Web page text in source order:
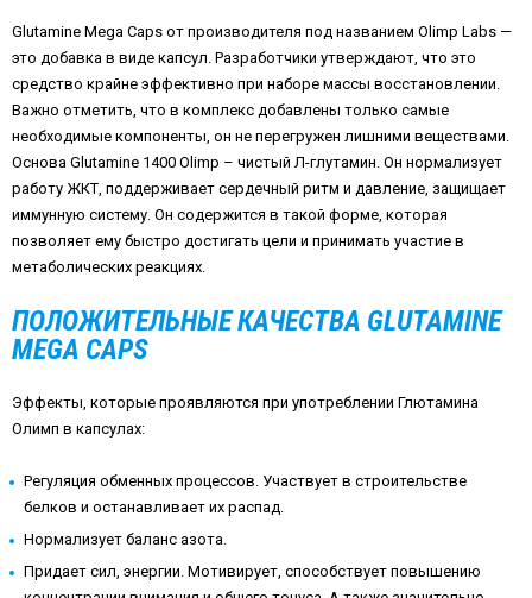
Glutamine Mega Caps от производителя под названием Olimp Labs —
это добавка в виде капсул. Разработчики утверждают, что это
средство крайне эффективно при наборе массы восстановлении.
Важно отметить, что в комплекс добавлены только самые
необходимые компоненты, он не перегружен лишними веществами.
Основа Glutamine 1400 Olimp – чистый Л-глутамин. Он нормализует
работу ЖКТ, поддерживает сердечный ритм и давление, защищает
иммунную систему. Он содержится в такой форме, которая
позволяет ему быстро достигать цели и принимать участие в
метаболических реакциях.
ПОЛОЖИТЕЛЬНЫЕ КАЧЕСТВА GLUTAMINE
MEGA CAPS
Эффекты, которые проявляются при употреблении Глютамина
Олимп в капсулах:
Регуляция обменных процессов. Участвует в строительстве
белков и останавливает их распад.
Нормализует баланс азота.
Придает сил, энергии. Мотивирует, способствует повышению